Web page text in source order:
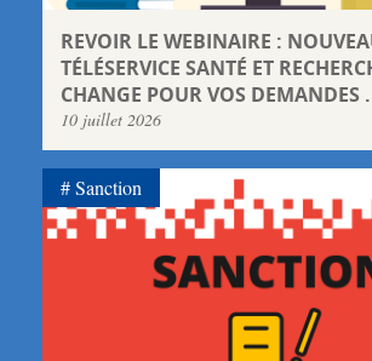
REVOIR LE WEBINAIRE :
TÉLÉSERVICE SANTÉ ET
CHANGE POUR VOS DEMANDES
10 juillet 2026
Sanction